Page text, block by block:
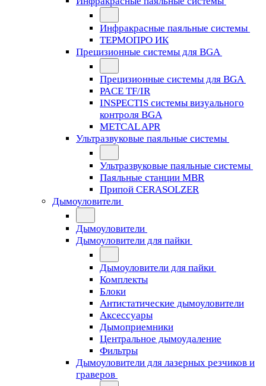
Инфракрасные паяльные системы
ТЕРМОПРО ИК
Прецизионные системы для BGA
Прецизионные системы для BGA
PACE TF/IR
INSPECTIS системы визуального
контроля BGA
METCAL APR
Ультразвуковые паяльные системы
Ультразвуковые паяльные системы
Паяльные станции MBR
Припой CERASOLZER
Дымоуловители
Дымоуловители
Дымоуловители для пайки
Дымоуловители для пайки
Комплекты
Блоки
Антистатические дымоуловители
Аксессуары
Дымоприемники
Центральное дымоудаление
Фильтры
Дымоуловители для лазерных резчиков и
граверов